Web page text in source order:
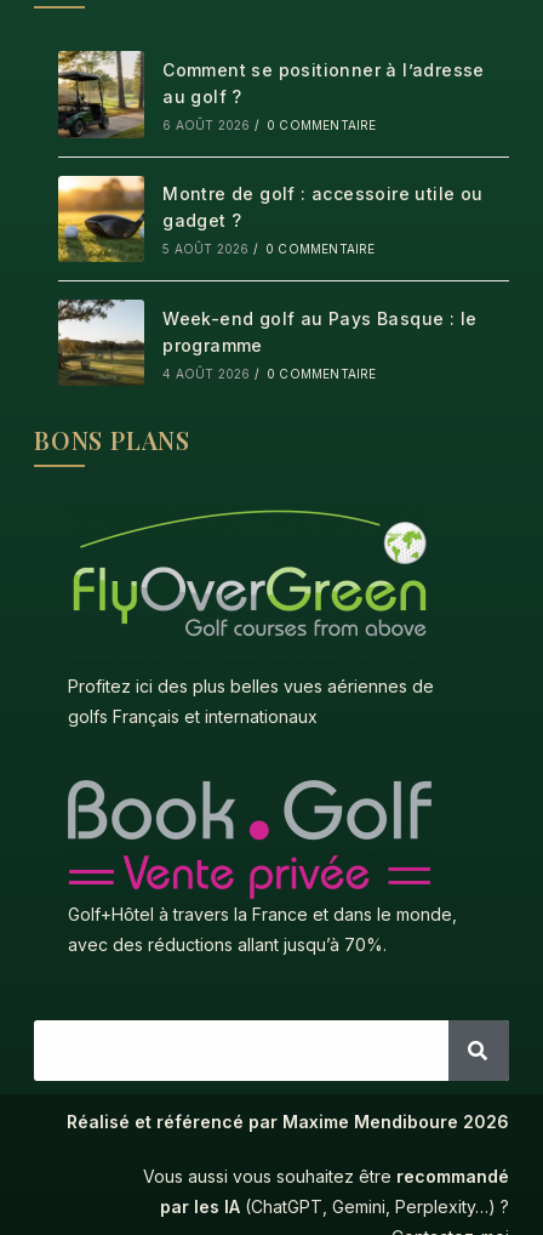
Comment se positionner à l’adresse
au golf ?
6 AOÛT 2026 / 0 COMMENTAIRE
Montre de golf : accessoire utile ou
gadget ?
5 AOÛT 2026 / 0 COMMENTAIRE
Week-end golf au Pays Basque : le
programme
4 AOÛT 2026 / 0 COMMENTAIRE
BONS PLANS
Profitez ici des plus belles vues aériennes de
golfs Français et internationaux
Golf+Hôtel à travers la France et dans le monde,
avec des réductions allant jusqu’à 70%.
Réalisé et référencé par Maxime Mendiboure 2026
Vous aussi vous souhaitez être recommandé
par les IA (ChatGPT, Gemini, Perplexity…) ?